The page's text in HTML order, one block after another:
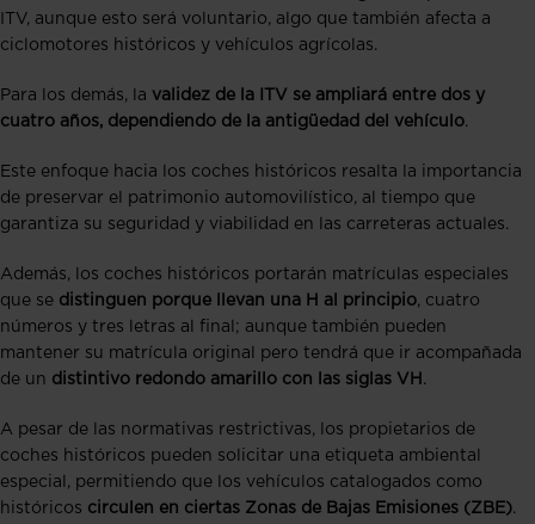
ITV, aunque esto será voluntario, algo que también afecta a
ciclomotores históricos y vehículos agrícolas.
Para los demás, la validez de la ITV se ampliará entre dos y
cuatro años, dependiendo de la antigüedad del vehículo​​.
Este enfoque hacia los coches históricos resalta la importancia
de preservar el patrimonio automovilístico, al tiempo que
garantiza su seguridad y viabilidad en las carreteras actuales.
Además, los coches históricos portarán matrículas especiales
que se distinguen porque llevan una H al principio, cuatro
números y tres letras al final; aunque también pueden
mantener su matrícula original pero tendrá que ir acompañada
de un distintivo redondo amarillo con las siglas VH .
A pesar de las normativas restrictivas, los propietarios de
coches históricos pueden solicitar una etiqueta ambiental
especial, permitiendo que los vehículos catalogados como
históricos circulen en ciertas Zonas de Bajas Emisiones (ZBE).